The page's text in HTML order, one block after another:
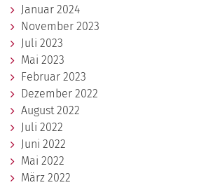
Januar 2024
November 2023
Juli 2023
Mai 2023
Februar 2023
Dezember 2022
August 2022
Juli 2022
Juni 2022
Mai 2022
März 2022